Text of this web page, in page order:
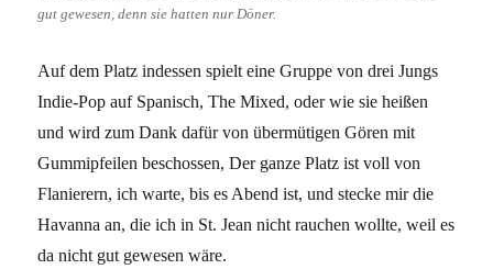
gut gewesen, denn sie hatten nur Döner.
Auf dem Platz indessen spielt eine Gruppe von drei Jungs
Indie-Pop auf Spanisch, The Mixed, oder wie sie heißen
und wird zum Dank dafür von übermütigen Gören mit
Gummipfeilen beschossen, Der ganze Platz ist voll von
Flanierern, ich warte, bis es Abend ist, und stecke mir die
Havanna an, die ich in St. Jean nicht rauchen wollte, weil es
da nicht gut gewesen wäre.